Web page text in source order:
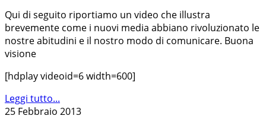
Qui di seguito riportiamo un video che illustra
brevemente come i nuovi media abbiano rivoluzionato le
nostre abitudini e il nostro modo di comunicare. Buona
visione
[hdplay videoid=6 width=600]
Leggi tutto...
25 Febbraio 2013